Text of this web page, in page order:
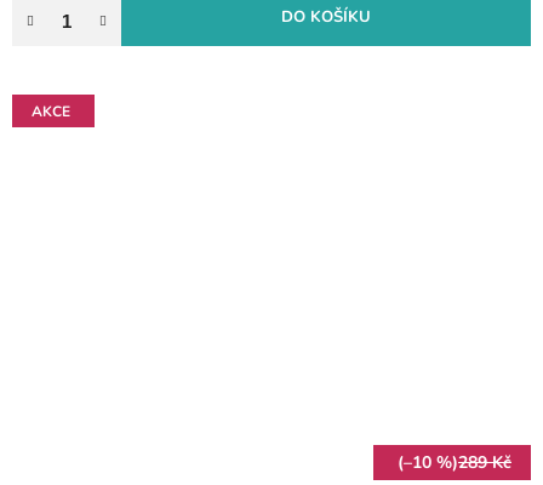
DO KOŠÍKU
AKCE
(–10 %)289 Kč